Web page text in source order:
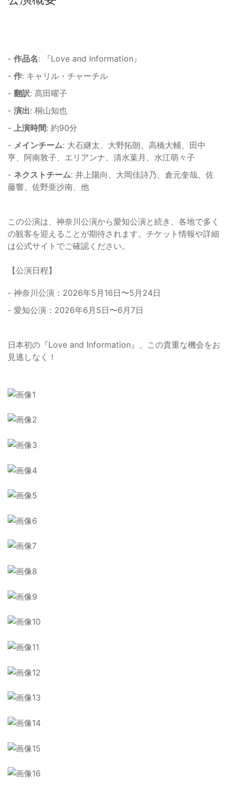
- 作品名: 『Love and Information』
- 作: キャリル・チャーチル
- 翻訳: 髙田曜子
- 演出: 桐山知也
-
上演時間: 約90分
- メインチーム: 大石継太、大野拓朗、高橋大輔、田中
亨、阿南敦子、エリアンナ、清水葉月、水江萌々子
- ネクストチーム: 井上陽向、大岡佳詩乃、倉元奎哉、佐
藤響、佐野亜沙南、他
この公演は、神奈川公演から愛知公演と続き、各地で多く
の観客を迎えることが期待されます。チケット情報や詳細
は公式サイトでご確認ください。
【公演日程】
- 神奈川公演：2026年5月16日〜5月24日
- 愛知公演：2026年6月5日〜6月7日
日本初の『Love and Information』、この貴重な機会をお
見逃しなく！